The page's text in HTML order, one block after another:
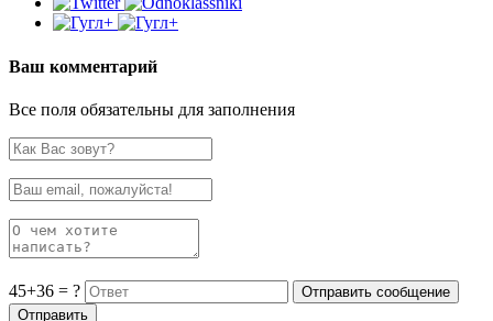
Ваш комментарий
Все поля обязательны для заполнения
45+36 = ?